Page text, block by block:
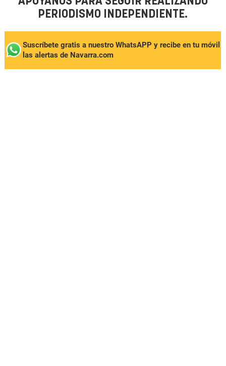
PERIODISMO INDEPENDIENTE.
Suscríbete gratis a nuestro WhatsAPP y recibe en tu móvil
las alertas de Navarra.com